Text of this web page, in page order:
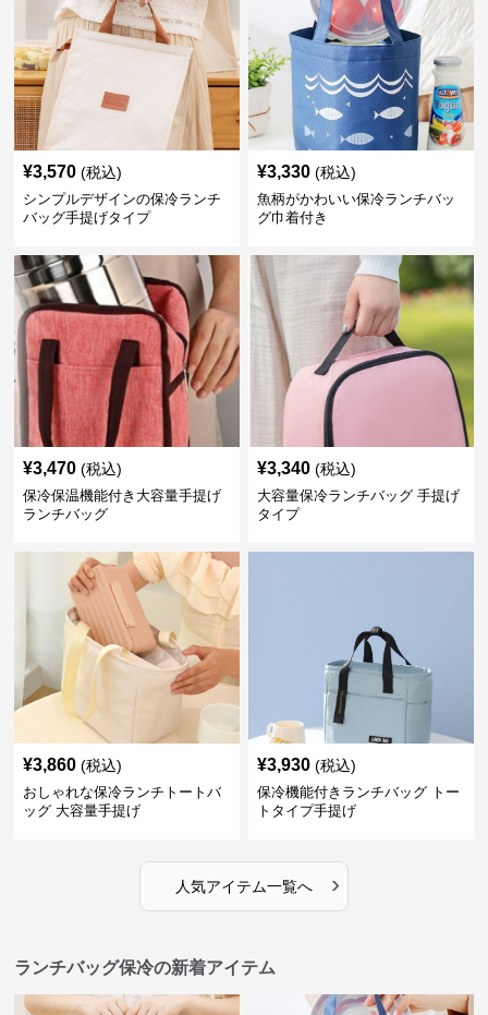
¥3,570 (税込)
シンプルデザインの保冷ランチ
バッグ手提げタイプ
¥3,330 (税込)
魚柄がかわいい保冷ランチバッ
グ巾着付き
¥3,470 (税込)
保冷保温機能付き大容量手提げ
ランチバッグ
¥3,340 (税込)
大容量保冷ランチバッグ 手提げ
タイプ
¥3,860 (税込)
おしゃれな保冷ランチトートバ
ッグ 大容量手提げ
¥3,930 (税込)
保冷機能付きランチバッグ トー
トタイプ手提げ
人気アイテム一覧へ ›
ランチバッグ保冷の新着アイテム